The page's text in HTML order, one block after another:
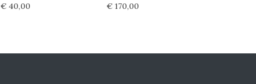
€ 40,00
€ 170,00